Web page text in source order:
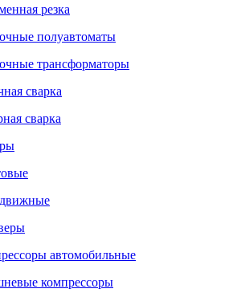
резка
полуавтоматы
трансформаторы
сварка
сварка
автомобильные
компрессоры